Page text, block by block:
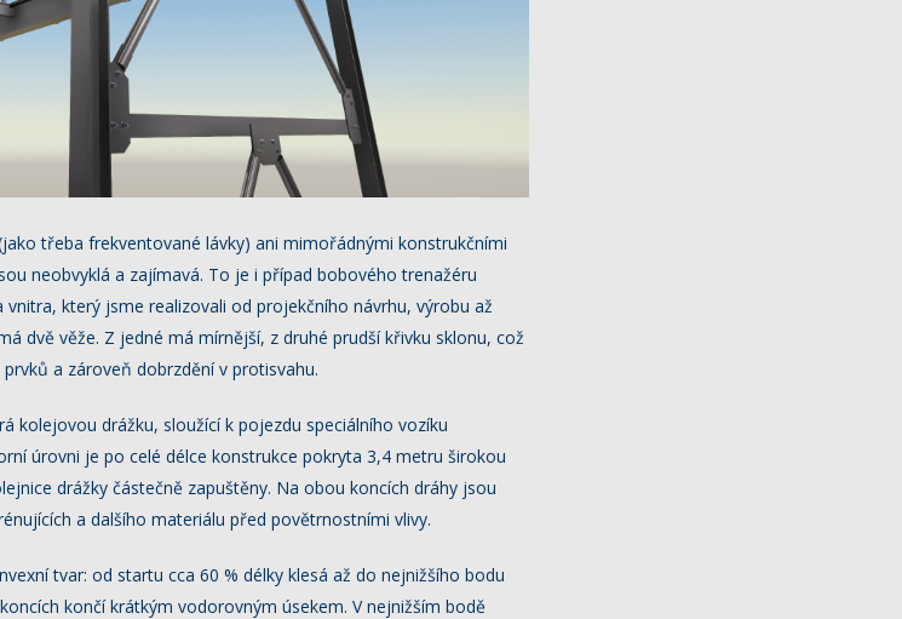
třeba frekventované lávky) ani mimořádnými konstrukčními
neobvyklá a zajímavá. To je i případ bobového trenažéru
který jsme realizovali od projekčního návrhu, výrobu až
dvě věže. Z jedné má mírnější, z druhé prudší křivku sklonu, což
a zároveň dobrzdění v protisvahu.
kolejovou drážku, sloužící k pojezdu speciálního vozíku
úrovni je po celé délce konstrukce pokryta 3,4 metru širokou
drážky částečně zapuštěny. Na obou koncích dráhy jsou
a dalšího materiálu před povětrnostními vlivy.
tvar: od startu cca 60 % délky klesá až do nejnižšího bodu
končí krátkým vodorovným úsekem. V nejnižším bodě